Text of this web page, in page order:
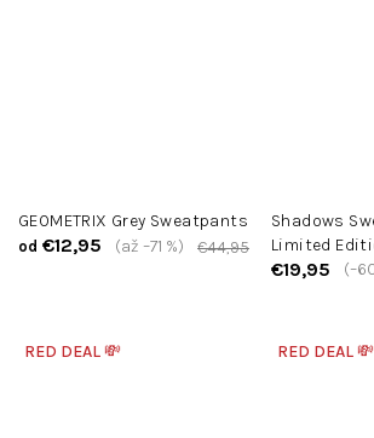
GEOMETRIX Grey Sweatpants
od €12,95 €44,95
(až –71 %)
Shadows
Limited
€19,95
RED DEAL 💸 RED DEAL 💸